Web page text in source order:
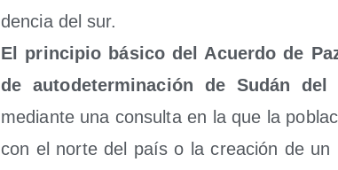
den­cia del sur.
El prin­ci­pio bási­co del Acuer­do de
de auto­de­ter­mi­na­ción de Sudán del
median­te una con­sul­ta en la que la
con el nor­te del país o la crea­ción de